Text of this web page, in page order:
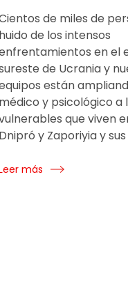
de miles de
huido de los intensos
en el
de Ucrania y
están
médico y psicológico a
que viven
Dnipró y Zaporiyia y
más